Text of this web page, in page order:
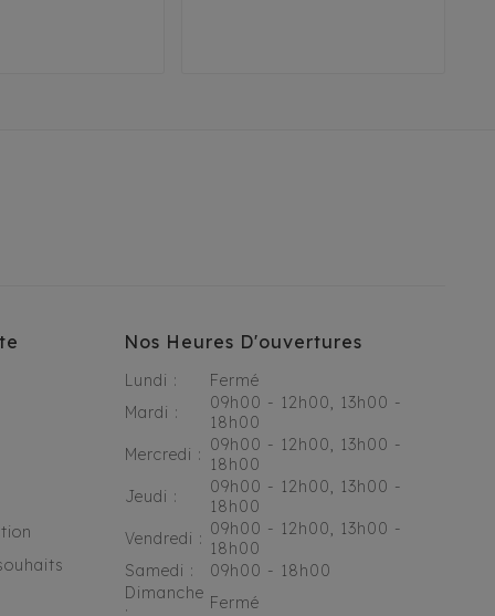
Nos Heures D'ouvertures
Lundi :
Fermé
Mardi :
09h00 - 12h00, 13h00 -
18h00
Mercredi : 09h00 - 12h00, 13h00 -
18h00
Jeudi :
09h00 - 12h00, 13h00 -
18h00
Vendredi : 09h00 - 12h00, 13h00 -
18h00
Samedi :
09h00 - 18h00
Dimanche Fermé